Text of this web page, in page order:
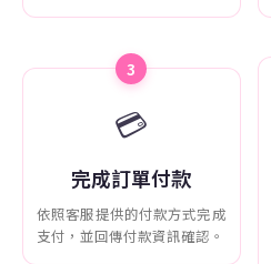
3
💳
完成訂單付款
依照客服提供的付款方式完成
支付，並回傳付款資訊確認。